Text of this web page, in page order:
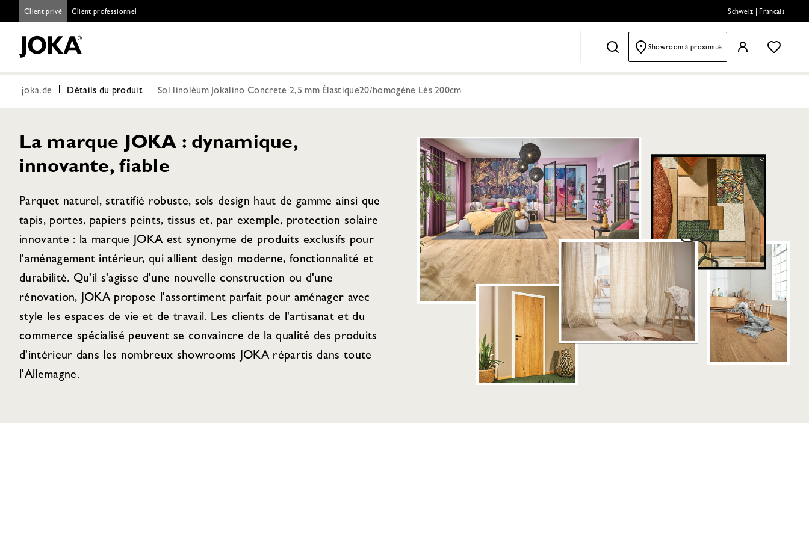
Client privé Client professionnel Schweiz Francais
Showroom à proximité
joka.de Détails du produit Sol linoléum Jokalino Concrete 2,5 mm Élastique20/homogène Lés 200cm
La marque JOKA : dynamique,
innovante, fiable
Parquet naturel, stratifié robuste, sols design haut de gamme ainsi que
tapis, portes, papiers peints, tissus et, par exemple, protection solaire
innovante : la marque JOKA est synonyme de produits exclusifs pour
l'aménagement intérieur, qui allient design moderne, fonctionnalité et
durabilité. Qu'il s'agisse d'une nouvelle construction ou d'une
rénovation, JOKA propose l'assortiment parfait pour aménager avec
style les espaces de vie et de travail. Les clients de l'artisanat et du
commerce spécialisé peuvent se convaincre de la qualité des produits
d'intérieur dans les nombreux showrooms JOKA répartis dans toute
l'Allemagne.